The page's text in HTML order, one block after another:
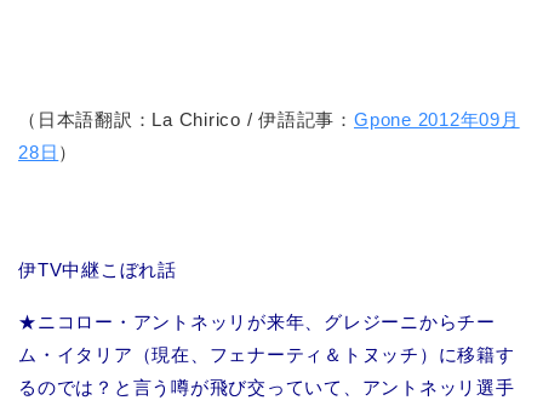
（日本語翻訳：La Chirico / 伊語記事： Gpone 2012年09月
28日 ）
伊TV中継こぼれ話
★ニコロー・アントネッリが来年、グレジーニからチー
ム・イタリア（現在、フェナーティ＆トヌッチ）に移籍す
るのでは？と言う噂が飛び交っていて、アントネッリ選手